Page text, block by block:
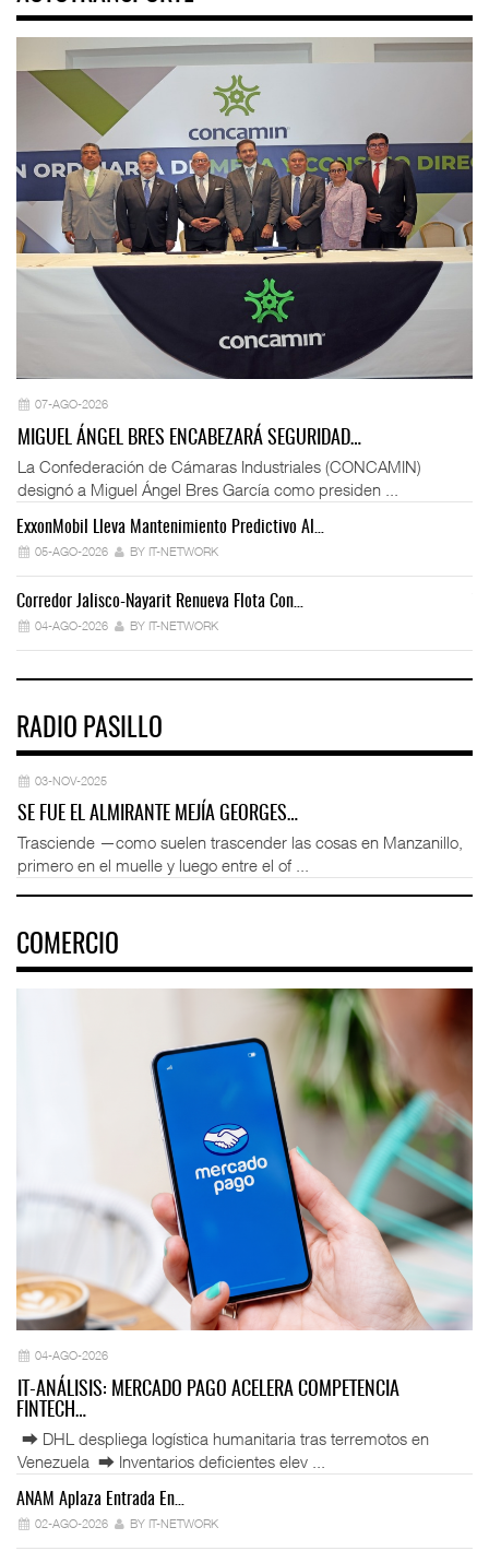
07-AGO-2026
MIGUEL ÁNGEL BRES ENCABEZARÁ SEGURIDAD…
La Confederación de Cámaras Industriales (CONCAMIN)
designó a Miguel Ángel Bres García como presiden ...
ExxonMobil Lleva Mantenimiento Predictivo Al…
05-AGO-2026 BY IT-NETWORK
Corredor Jalisco-Nayarit Renueva Flota Con…
04-AGO-2026 BY IT-NETWORK
RADIO PASILLO
03-NOV-2025
SE FUE EL ALMIRANTE MEJÍA GEORGES…
Trasciende —como suelen trascender las cosas en Manzanillo,
primero en el muelle y luego entre el of ...
COMERCIO
04-AGO-2026
IT-ANÁLISIS: MERCADO PAGO ACELERA COMPETENCIA
FINTECH…
⮕ DHL despliega logística humanitaria tras terremotos en
Venezuela ⮕ Inventarios deficientes elev ...
ANAM Aplaza Entrada En…
02-AGO-2026 BY IT-NETWORK